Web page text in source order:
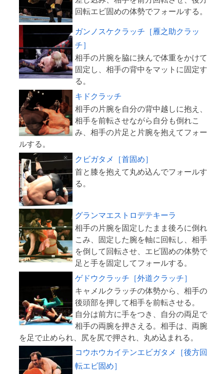
ガンノスケクラッチ［雁之助クラッ
チ］
相手の片腕を脇に挟んで体重をかけて
固定し、相手の背中をマットに固定す
キドクラッチ
相手の片腕を自分の背中越しに抱え、
相手を前転させながら自分も倒れこ
み、相手の片足と片腕を抱えてフォー
クビガタメ［首固め］
首と膝を抱えて丸め込んでフォールす
グランマエストロデテキーラ
相手の片腕を固定したまま後ろに倒れ
こみ、固定した腕を軸に回転し、相手
を倒して回転させ、エビ固めの体勢で
ゲドウクラッチ［外道クラッチ］
キャメルクラッチの体勢から、相手の
後頭部を押して相手を前転させる。
自分は前方に手をつき、自分の両足で
相手の両腕を押さえる。相手は、両腕
コウホウカイテンエビガタメ［後方回
転エビ固め］